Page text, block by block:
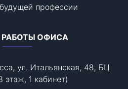
профессии
РАБОТЫ ОФИСА
ул. Итальянская, 48, БЦ
этаж, 1 кабинет)